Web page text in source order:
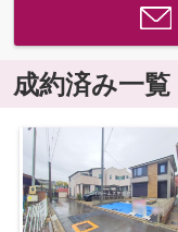
成約済み一覧